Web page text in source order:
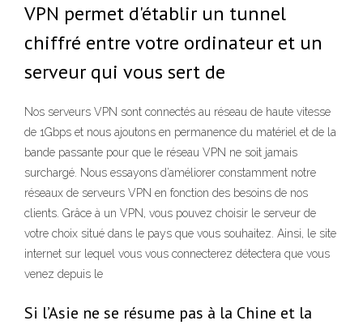
VPN permet d'établir un tunnel
chiffré entre votre ordinateur et un
serveur qui vous sert de
Nos serveurs VPN sont connectés au réseau de haute vitesse
de 1Gbps et nous ajoutons en permanence du matériel et de la
bande passante pour que le réseau VPN ne soit jamais
surchargé. Nous essayons d’améliorer constamment notre
réseaux de serveurs VPN en fonction des besoins de nos
clients. Grâce à un VPN, vous pouvez choisir le serveur de
votre choix situé dans le pays que vous souhaitez. Ainsi, le site
internet sur lequel vous vous connecterez détectera que vous
venez depuis le
Si l’Asie ne se résume pas à la Chine et la